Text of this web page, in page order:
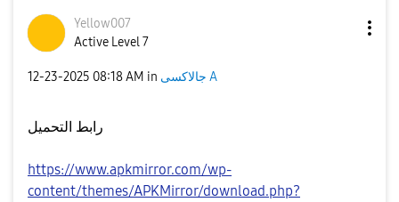
Yellow007
Active Level 7
‎12-23-2025 08:18 AM in جالاكسى A
رابط التحميل
https://www.apkmirror.com/wp-
content/themes/APKMirror/download.php?